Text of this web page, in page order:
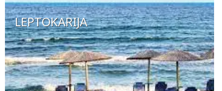
LEPTOKARIJA